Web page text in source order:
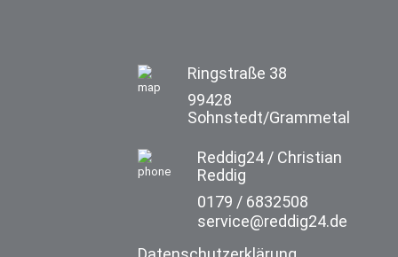
Ringstraße 38
99428
Sohnstedt/Grammetal
Reddig24 / Christian
Reddig
0179 / 6832508
service@reddig24.de